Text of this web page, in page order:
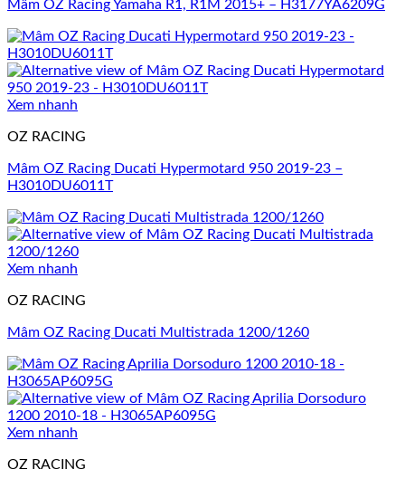
Mâm OZ Racing Yamaha R1, R1M 2015+ – H3177YA6209G
Xem nhanh
OZ RACING
Mâm OZ Racing Ducati Hypermotard 950 2019-23 –
H3010DU6011T
Xem nhanh
OZ RACING
Mâm OZ Racing Ducati Multistrada 1200/1260
Xem nhanh
OZ RACING